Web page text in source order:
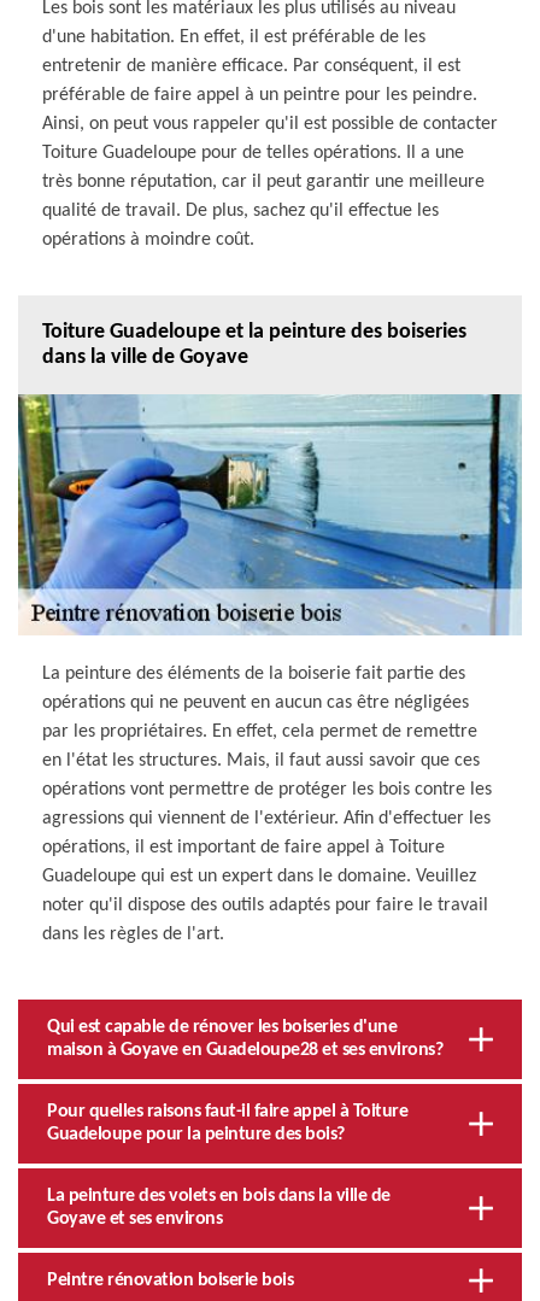
Les bois sont les matériaux les plus utilisés au niveau
d'une habitation. En effet, il est préférable de les
entretenir de manière efficace. Par conséquent, il est
préférable de faire appel à un peintre pour les peindre.
Ainsi, on peut vous rappeler qu'il est possible de contacter
Toiture Guadeloupe pour de telles opérations. Il a une
très bonne réputation, car il peut garantir une meilleure
qualité de travail. De plus, sachez qu'il effectue les
opérations à moindre coût.
Toiture Guadeloupe et la peinture des boiseries
dans la ville de Goyave
La peinture des éléments de la boiserie fait partie des
opérations qui ne peuvent en aucun cas être négligées
par les propriétaires. En effet, cela permet de remettre
en l'état les structures. Mais, il faut aussi savoir que ces
opérations vont permettre de protéger les bois contre les
agressions qui viennent de l'extérieur. Afin d'effectuer les
opérations, il est important de faire appel à Toiture
Guadeloupe qui est un expert dans le domaine. Veuillez
noter qu'il dispose des outils adaptés pour faire le travail
dans les règles de l'art.
Qui est capable de rénover les boiseries d'une
maison à Goyave en Guadeloupe28 et ses environs?
Pour quelles raisons faut-il faire appel à Toiture
Guadeloupe pour la peinture des bois?
La peinture des volets en bois dans la ville de
Goyave et ses environs
Peintre rénovation boiserie bois